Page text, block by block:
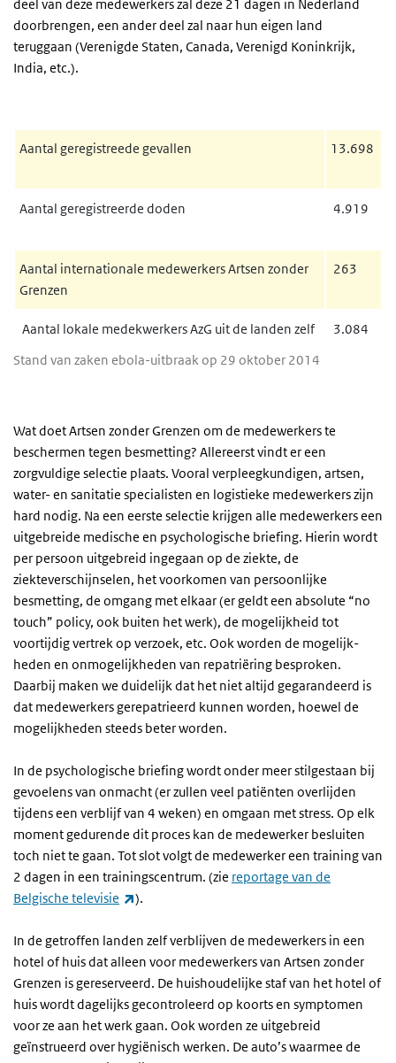
deel van deze medewerkers zal deze 21 dagen in Nederland
doorbrengen, een ander deel zal naar hun eigen land
teruggaan (Verenigde Staten, Canada, Verenigd Koninkrijk,
India, etc.).
Stand van zaken ebola-uitbraak op 29 oktober 2014
Aantal geregistreede gevallen 13.698
Aantal geregistreerde doden 4.919
Aantal internationale medewerkers Artsen zonder
Grenzen
263
Aantal lokale medekwerkers AzG uit de landen zelf 3.084
Wat doet Artsen zonder Grenzen om de medewerkers te
beschermen tegen besmetting? Allereerst vindt er een
zorgvuldige selectie plaats. Vooral verpleegkundigen, artsen,
water- en sanitatie specialisten en logistieke medewerkers zijn
hard nodig. Na een eerste selectie krijgen alle medewerkers een
uitgebreide medische en psychologische briefing. Hierin wordt
per persoon uitgebreid ingegaan op de ziekte, de
ziekteverschijnselen, het voorkomen van persoonlijke
besmetting, de omgang met elkaar (er geldt een absolute “no
touch” policy, ook buiten het werk), de mogelijkheid tot
voortijdig vertrek op verzoek, etc. Ook worden de mogelijk-
heden en onmogelijkheden van repatriëring besproken.
Daarbij maken we duidelijk dat het niet altijd gegarandeerd is
dat medewerkers gerepatrieerd kunnen worden, hoewel de
mogelijkheden steeds beter worden.
In de psychologische briefing wordt onder meer stilgestaan bij
gevoelens van onmacht (er zullen veel patiënten overlijden
tijdens een verblijf van 4 weken) en omgaan met stress. Op elk
moment gedurende dit proces kan de medewerker besluiten
toch niet te gaan. Tot slot volgt de medewerker een training van
2 dagen in een trainingscentrum. (zie reportage van de
Belgische televisie
(externe link)
).
In de getroffen landen zelf verblijven de medewerkers in een
hotel of huis dat alleen voor medewerkers van Artsen zonder
Grenzen is gereserveerd. De huishoudelijke staf van het hotel of
huis wordt dagelijks gecontroleerd op koorts en symptomen
voor ze aan het werk gaan. Ook worden ze uitgebreid
geïnstrueerd over hygiënisch werken. De auto’s waarmee de